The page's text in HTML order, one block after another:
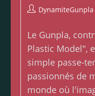
DynamiteGunpla
Le Gunpla,
Plastic Model",
simple passe-
passionnés de
monde où